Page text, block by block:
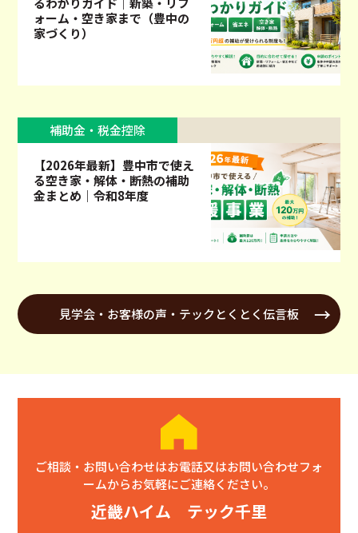
ォーム・空き家まで（豊中の
家づくり）
補助金・税金控除
【2026年最新】豊中市で使え
る空き家・解体・断熱の補助
金まとめ｜令和8年度
見学会・お客様の声・テックとくとく伝言板
ご相談・お問い合わせはお電話又はお問い合わせフォ
ームからお気軽にご連絡ください。
近畿ハイム テック千里